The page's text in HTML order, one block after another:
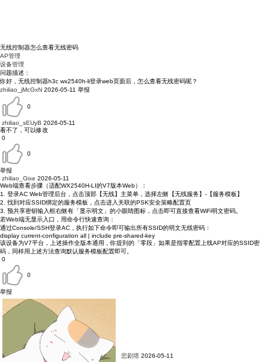
无线控制器怎么查看无线密码
AP管理
设备管理
问题描述：
你好，无线控制器h3c wx2540h-li登录web页面后，怎么查看无线密码呢？
zhiliao_jMcGxN 2026-05-11 举报
0
zhiliao_sEUyB 2026-05-11
看不了，可以修改
0
0
举报
zhiliao_Gixe 2026-05-11
Web端查看步骤（适配WX2540H-LI的V7版本Web）：
1. 登录AC Web管理后台，点击顶部【无线】主菜单，选择左侧【无线服务】-【服务模板】
2. 找到对应SSID绑定的服务模板，点击进入关联的PSK安全策略配置页
3. 预共享密钥输入框右侧有「显示明文」的小眼睛图标，点击即可直接查看WiFi明文密码。
若Web端无显示入口，用命令行快速查询：
通过Console/SSH登录AC，执行如下命令即可输出所有SSID的明文无线密码：
display current-configuration all | include pre-shared-key
该设备为V7平台，上述操作全版本通用，你提到的「零段」如果是指零配置上线AP对应的SSID密
码，同样用上述方法查询默认服务模板配置即可。
0
0
举报
悲剧塔 2026-05-11